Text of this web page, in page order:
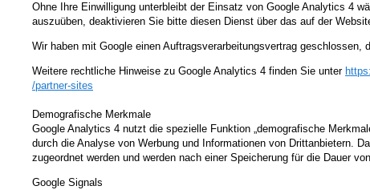
Ohne Ihre Einwilligung unterbleibt der Einsatz von Google Analytics 4
auszuüben, deaktivieren Sie bitte diesen Dienst über das auf der
Wir haben mit Google einen Auftragsverarbeitungsvertrag
Weitere rechtliche Hinweise zu Google Analytics 4 finden Sie unter
/partner-sites
Demografische Merkmale
Google Analytics 4 nutzt die spezielle Funktion „demografische
durch die Analyse von Werbung und Informationen von Drittanbietern.
zugeordnet werden und werden nach einer Speicherung für die Dauer
Google Signals